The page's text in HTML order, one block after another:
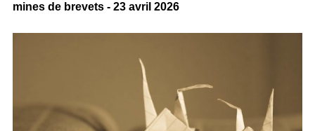
mines de brevets - 23 avril 2026